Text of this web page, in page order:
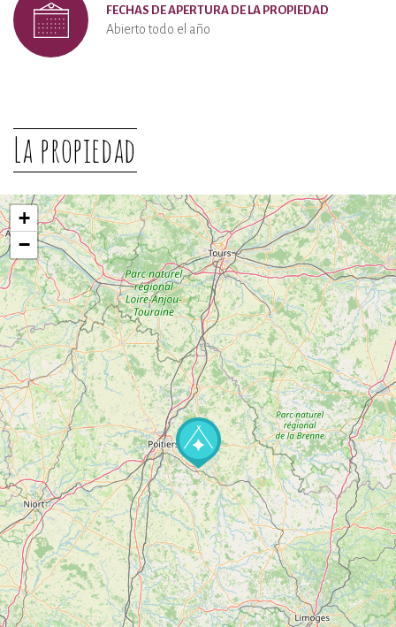
FECHAS DE APERTURA DE LA PROPIEDAD
Abierto todo el año
La propiedad
+
−